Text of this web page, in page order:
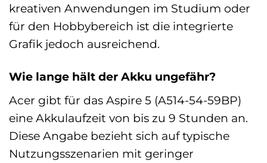
kreativen Anwendungen im Studium oder
für den Hobbybereich ist die integrierte
Grafik jedoch ausreichend.
Wie lange hält der Akku ungefähr?
Acer gibt für das Aspire 5 (A514-54-59BP)
eine Akkulaufzeit von bis zu 9 Stunden an.
Diese Angabe bezieht sich auf typische
Nutzungsszenarien mit geringer